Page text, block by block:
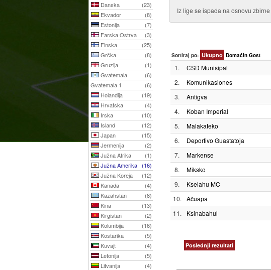
Danska
(23)
Ekvador
(8)
Estonija
(7)
Farska Ostrva
(3)
Finska
(25)
Grčka
(8)
Gruzija
(1)
Gvatemala
(6)
Gvatemala 1
(6)
Holandija
(19)
Hrvatska
(4)
Irska
(10)
Island
(12)
Japan
(15)
Jermenija
(2)
Južna Afrika
(1)
Južna Amerika (16)
Južna Koreja
(12)
Kanada
(4)
Kazahstan
(8)
Kina
(13)
Kirgistan
(2)
Kolumbija
(16)
Kostarika
(5)
Kuvajt
(4)
Letonija
(5)
Litvanija
(4)
Iz lige se ispada na osnovu
Sortiraj po: Ukupno Domaćin Gost
1. CSD Munisipal
2. Komunikasiones
3. Antigva
4. Koban Imperial
5. Malakateko
6. Deportivo Guastatoja
7. Markense
8. Miksko
9. Kselahu MC
10. Ačuapa
11. Ksinabahul
Poslednji rezultati